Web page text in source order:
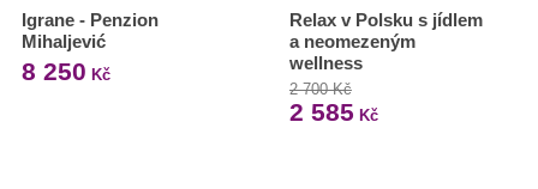
Igrane - Penzion
Mihaljević
8 250 Kč
Relax v Polsku s jídlem
a neomezeným
wellness
2 700 Kč
2 585 Kč